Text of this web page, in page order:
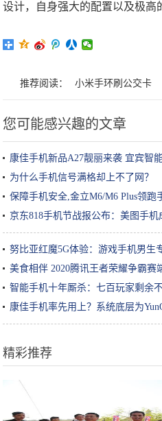
设计，自身强大的配置以及极高
推荐阅读： 小米手环刷公交卡
您可能感兴趣的文章
康佳手机新品A27靓丽来袭 宜宾智
为什么手机信号满格却上不了网？
保障手机安全,金立M6/M6 Plus领跑
京东818手机节战报公布：美图手
努比亚红魔5G体验：游戏手机男生
美食相伴 2020腾讯王者荣耀争霸赛
智能手机十年厮杀：七百玩家剩余
康佳手机率先用上？系统底层为
精彩推荐